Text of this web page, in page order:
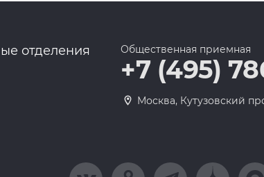
отделения Общественная приемная
+7 (495)
Москва, Кутузовский